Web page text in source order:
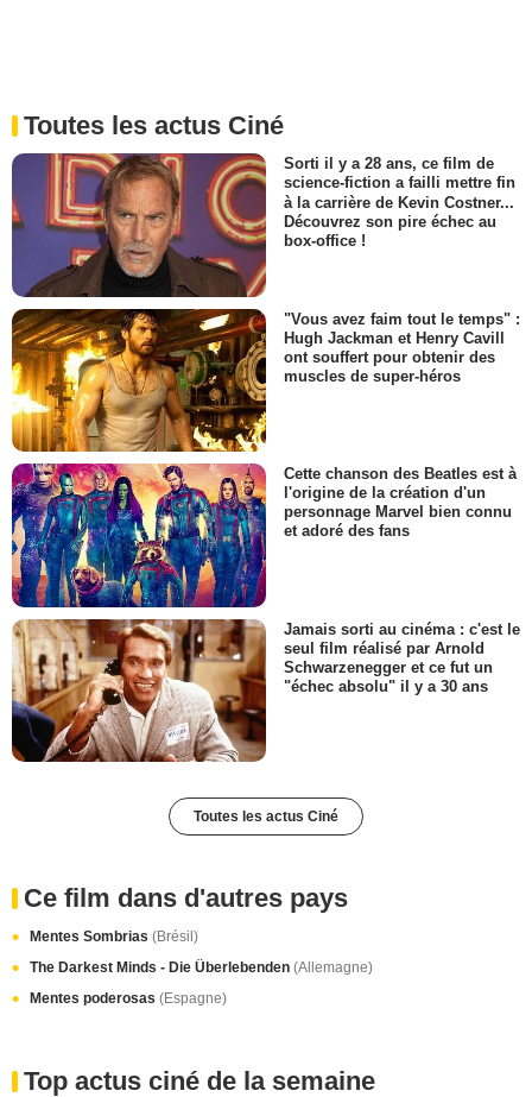
Toutes les actus Ciné
Sorti il y a 28 ans, ce film de
science-fiction a failli mettre fin
à la carrière de Kevin Costner...
Découvrez son pire échec au
box-office !
"Vous avez faim tout le temps" :
Hugh Jackman et Henry Cavill
ont souffert pour obtenir des
muscles de super-héros
Cette chanson des Beatles est à
l'origine de la création d'un
personnage Marvel bien connu
et adoré des fans
Jamais sorti au cinéma : c'est le
seul film réalisé par Arnold
Schwarzenegger et ce fut un
"échec absolu" il y a 30 ans
Toutes les actus Ciné
Ce film dans d'autres pays
Mentes Sombrias (Brésil)
The Darkest Minds - Die Überlebenden (Allemagne)
Mentes poderosas (Espagne)
Top actus ciné de la semaine